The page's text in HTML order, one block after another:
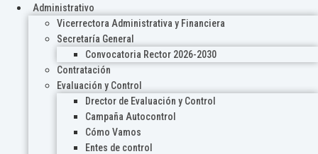
Administrativo
Vicerrectora Administrativa y Financiera
Secretaría General
Convocatoria Rector 2026-2030
Contratación
Evaluación y Control
Drector de Evaluación y Control
Campaña Autocontrol
Cómo Vamos
Entes de control